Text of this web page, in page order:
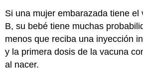
Si una mujer embarazada tiene el
B, su bebé tiene muchas
menos que reciba una inyección
y la primera dosis de la vacuna
al nacer.